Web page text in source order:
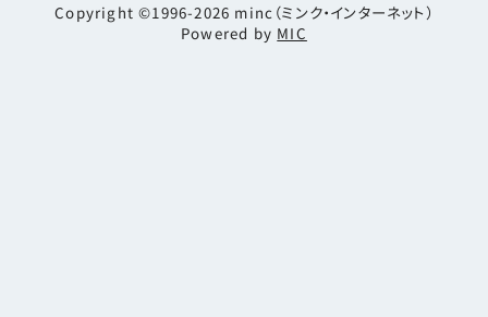
Copyright ©1996-2026 minc（ミンク・インターネット）
Powered by MIC